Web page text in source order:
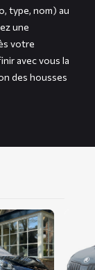
type, nom) au
une
votre
avec vous la
des housses
plus
sur